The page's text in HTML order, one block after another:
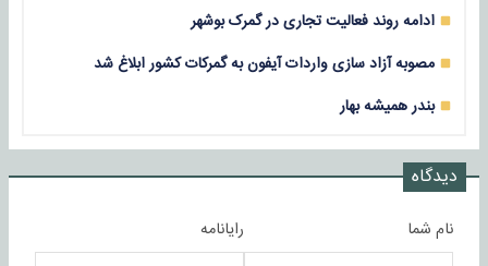
ادامه روند فعالیت تجاری در گمرک بوشهر
مصوبه آزاد سازی واردات آیفون به گمرکات کشور ابلاغ شد
بندر همیشه بهار
دیدگاه
نام شما رایانامه